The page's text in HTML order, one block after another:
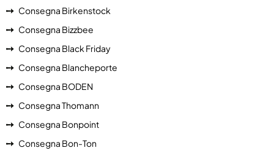
Consegna Birkenstock
Consegna Bizzbee
Consegna Black Friday
Consegna Blancheporte
Consegna BODEN
Consegna Thomann
Consegna Bonpoint
Consegna Bon-Ton